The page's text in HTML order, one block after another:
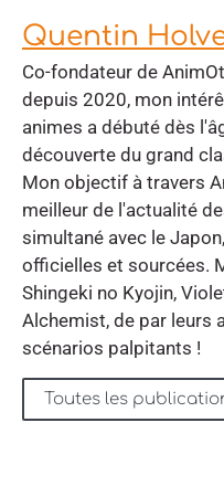
Quentin
Co-fondateur de
depuis 2020, mon
animes a débuté dès
découverte du grand
Mon objectif à travers
meilleur de l'actualité
simultané avec le
officielles et sourcées.
Shingeki no Kyojin,
Alchemist, de par leurs
scénarios palpitants !
Toutes les